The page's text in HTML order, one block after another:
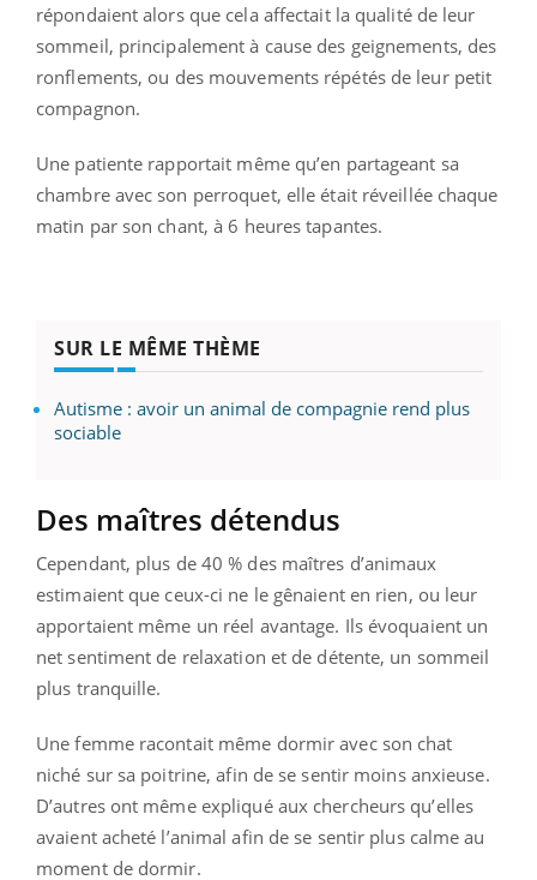
répondaient alors que cela affectait la qualité de leur
sommeil, principalement à cause des geignements, des
ronflements, ou des mouvements répétés de leur petit
compagnon.
Une patiente rapportait même qu’en partageant sa
chambre avec son perroquet, elle était réveillée chaque
matin par son chant, à 6 heures tapantes.
SUR LE MÊME THÈME
Autisme : avoir un animal de compagnie rend plus
sociable
Des maîtres détendus
Cependant, plus de 40 % des maîtres d’animaux
estimaient que ceux-ci ne le gênaient en rien, ou leur
apportaient même un réel avantage. Ils évoquaient un
net sentiment de relaxation et de détente, un sommeil
plus tranquille.
Une femme racontait même dormir avec son chat
niché sur sa poitrine, afin de se sentir moins anxieuse.
D’autres ont même expliqué aux chercheurs qu’elles
avaient acheté l’animal afin de se sentir plus calme au
moment de dormir.